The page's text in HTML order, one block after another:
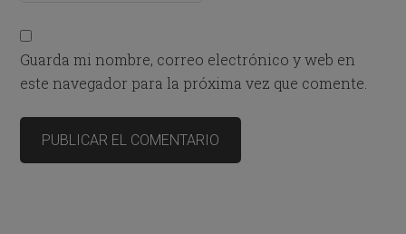
Guarda mi nombre, correo electrónico y web en
este navegador para la próxima vez que comente.